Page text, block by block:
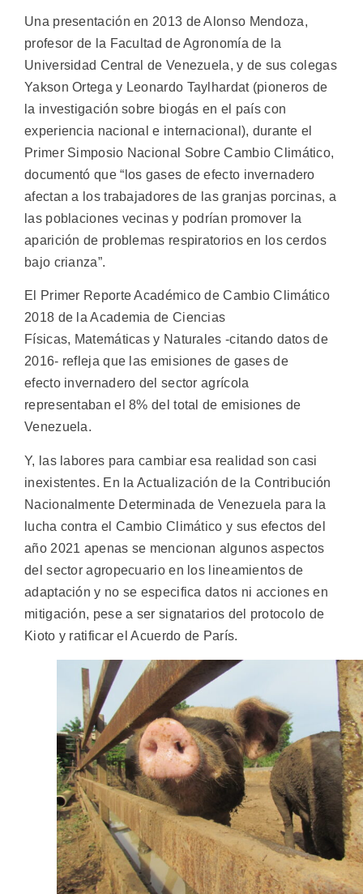
Una presentación en 2013 de Alonso Mendoza,
profesor de la Facultad de Agronomía de la
Universidad Central de Venezuela, y de sus colegas
Yakson Ortega y Leonardo Taylhardat (pioneros de
la investigación sobre biogás en el país con
experiencia nacional e internacional), durante el
Primer Simposio Nacional Sobre Cambio Climático,
documentó que “los gases de efecto invernadero
afectan a los trabajadores de las granjas porcinas, a
las poblaciones vecinas y podrían promover la
aparición de problemas respiratorios en los cerdos
bajo crianza”.
El Primer Reporte Académico de Cambio Climático
2018 de la Academia de Ciencias
Físicas, Matemáticas y Naturales -citando datos de
2016- refleja que las emisiones de gases de
efecto invernadero del sector agrícola
representaban el 8% del total de emisiones de
Venezuela.
Y, las labores para cambiar esa realidad son casi
inexistentes. En la Actualización de la Contribución
Nacionalmente Determinada de Venezuela para la
lucha contra el Cambio Climático y sus efectos del
año 2021 apenas se mencionan algunos aspectos
del sector agropecuario en los lineamientos de
adaptación y no se especifica datos ni acciones en
mitigación, pese a ser signatarios del protocolo de
Kioto y ratificar el Acuerdo de París.